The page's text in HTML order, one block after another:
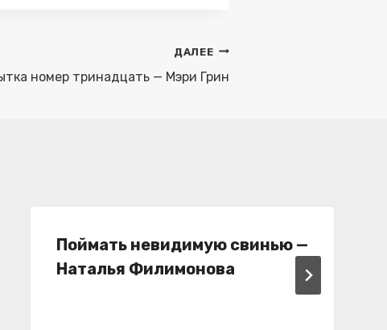
ДАЛЕЕ
номер тринадцать — Мэри Грин
Поймать невидимую свинью —
Наталья Филимонова